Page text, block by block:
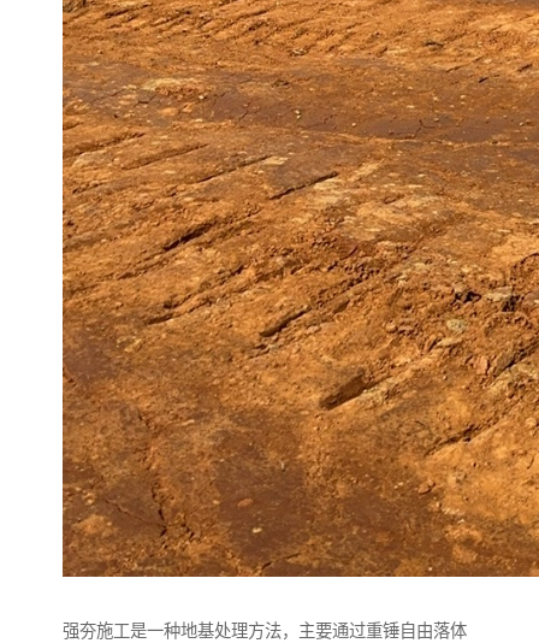
强夯施工是一种地基处理方法，主要通过重锤自由落体